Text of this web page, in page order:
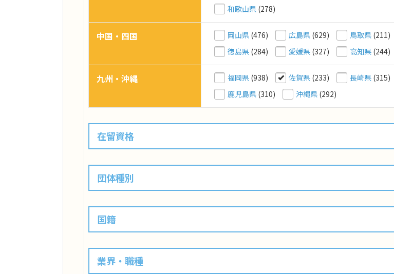
和歌山県 (278)
中国・四国 岡山県 (476) 広島県 (629) 鳥取県 (211)
徳島県 (284) 愛媛県 (327) 高知県 (244)
九州・沖縄 福岡県 (938) 佐賀県 (233) 長崎県 (315)
鹿児島県 (310) 沖縄県 (292)
在留資格
団体種別
国籍
業界・職種